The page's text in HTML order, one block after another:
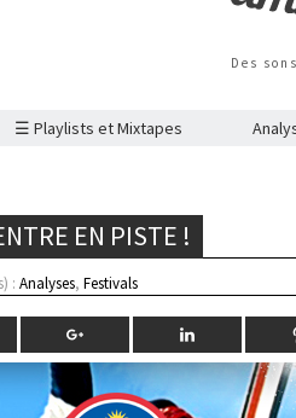
Des
☰ Playlists et Mixtapes
EN PISTE !
:Analyses,Festivals